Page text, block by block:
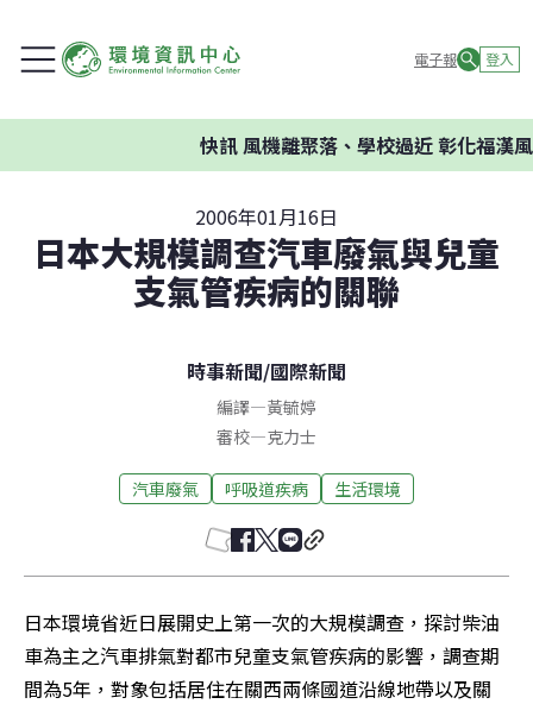
電子報 登入
快訊風機離聚落、學校過近 彰化福漢
2006年01月16日
日本大規模調查汽車廢氣與兒童
支氣管疾病的關聯
時事新聞/國際新聞
編譯—黃毓婷
審校—克力士
汽車廢氣 呼吸道疾病 生活環境
日本環境省近日展開史上第一次的大規模調查，探討柴油
車為主之汽車排氣對都市兒童支氣管疾病的影響，調查期
間為5年，對象包括居住在關西兩條國道沿線地帶以及關